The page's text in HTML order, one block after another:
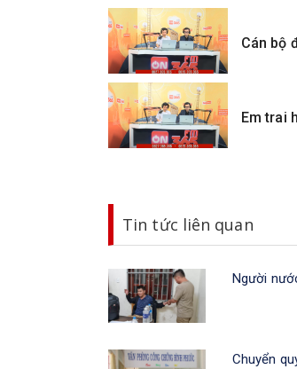
Cán bộ
Em trai
Tin tức liên quan
Người
Chuyển